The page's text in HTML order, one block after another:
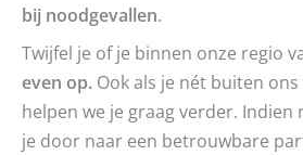
bij noodgevallen.
Twijfel je of je binnen onze regio
even op. Ook als je nét buiten
helpen we je graag verder. Indien
je door naar een betrouwbare